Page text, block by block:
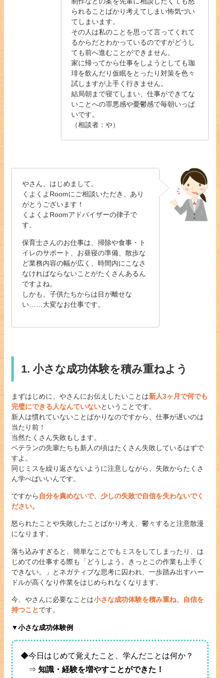
られることばかり考えてしまい怖気づい
てしまいます。
その人は私のことを思って言ってくれて
るからだとわかっているのですがどうし
ても前へ進むことができません。
家に帰ってから仕事をしようとしても珈
琲を飲んだり仮眠をとったり対策を色々
試しますが上手く行きません。
結局朝まで寝てしまい、仕事ができてな
いことへの罪悪感や憂鬱感で毎朝いっぱ
いです。
（相談者：や）
やさん、はじめまして。
くよくよRoomにご相談いただき、あり
がとうございます！
くよくよRoomアドバイザーの律子で
す。
保育士さんのお仕事は、掃除や食事・ト
イレのサポート、お昼寝の準備、散歩な
ど業務内容の幅が広く、時間内にこなさ
なければならないことがたくさんあるん
ですよね。
しかも、子供たちからは目が離せな
い……大変なお仕事です。
1. 小さな成功体験を積み重ねよう
まずはじめに、やさんにお伝えしたいことは新人3ヶ月で何でも
完璧にできる人なんていないということです。
新人は慣れていないことばかりなのですから、仕事が遅いのは
当たり前！
当然たくさん失敗もします。
ベテランの先輩たちも新人の頃はたくさん失敗しているはずで
すよ。
同じミスを繰り返さないように注意しながら、失敗からたくさ
ん学べばいいんです。
ですから 自分を責めないで、少しの失敗で自信を失わないでく
ださい。
怒られたことや失敗したことばかり考え、鬱々すると注意散漫
になります。
落ち込みすぎると、簡単なことでもミスをしてしまったり、は
じめての仕事する際も「どうしよう。きっとこの作業も上手く
できない。」とネガティブな思考に囚われ、一歩踏み出すハー
ドルが高くなり作業をはじめられなくなります。
今、やさんに必要なことは小さな成功体験を積み重ね、自信を
持つことです。
▼小さな成功体験例
◆今日はじめて覚えたこと、学んだことは何か？
⇒ 知識・経験を増やすことができた！